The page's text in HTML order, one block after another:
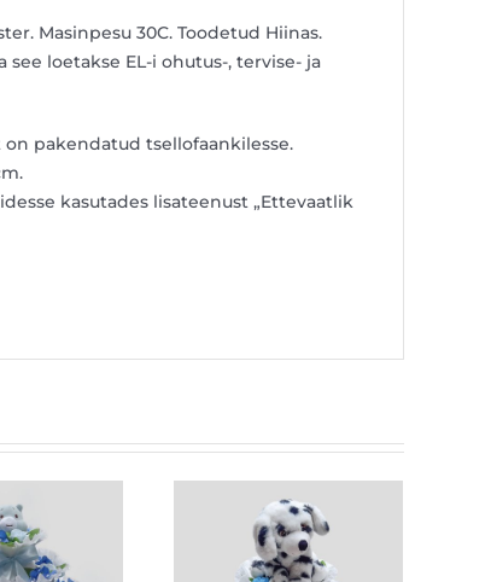
Masinpesu 30C. Toodetud Hiinas.
loetakse EL-i ohutus-, tervise- ja
pakendatud tsellofaankilesse.
kasutades lisateenust „Ettevaatlik